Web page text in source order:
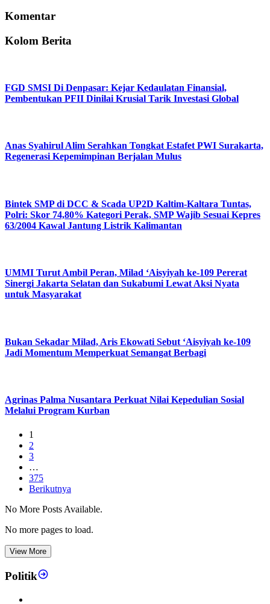
Komentar
Kolom Berita
FGD SMSI Di Denpasar: Kejar Kedaulatan Finansial,
Pembentukan PFII Dinilai Krusial Tarik Investasi Global
Anas Syahirul Alim Serahkan Tongkat Estafet PWI Surakarta,
Regenerasi Kepemimpinan Berjalan Mulus
Bintek SMP di DCC & Scada UP2D Kaltim-Kaltara Tuntas,
Polri: Skor 74,80% Kategori Perak, SMP Wajib Sesuai Kepres
63/2004 Kawal Jantung Listrik Kalimantan
UMMI Turut Ambil Peran, Milad ‘Aisyiyah ke-109 Pererat
Sinergi Jakarta Selatan dan Sukabumi Lewat Aksi Nyata
untuk Masyarakat
Bukan Sekadar Milad, Aris Ekowati Sebut ‘Aisyiyah ke-109
Jadi Momentum Memperkuat Semangat Berbagi
Agrinas Palma Nusantara Perkuat Nilai Kepedulian Sosial
Melalui Program Kurban
1
2
3
…
375
Berikutnya
No More Posts Available.
No more pages to load.
View More
Politik